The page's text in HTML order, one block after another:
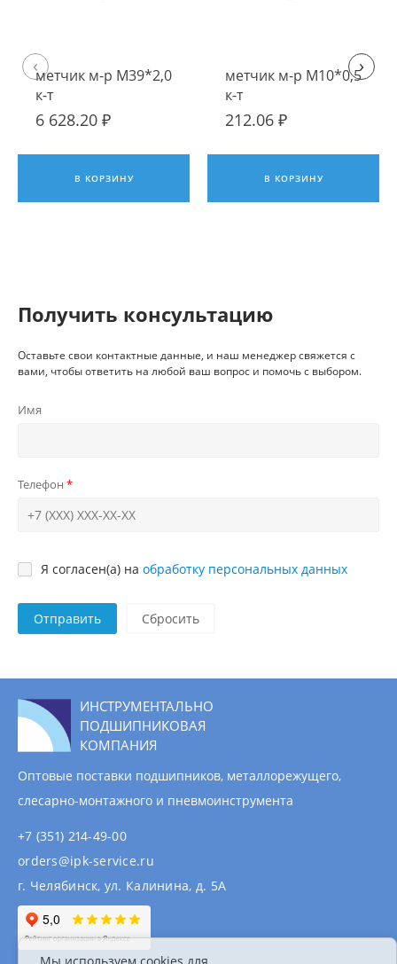
метчик м-р М39*2,0
к-т
6 628.20 ₽
В КОРЗИНУ
метчик м-р М10*0,5
к-т
212.06 ₽
В КОРЗИНУ
‹ ›
Получить консультацию
Оставьте свои контактные данные, и наш менеджер свяжется с
вами, чтобы ответить на любой ваш вопрос и помочь с выбором.
Имя
Телефон
Я согласен(а) на обработку персональных данных
Отправить
ИНСТРУМЕНТАЛЬНО
ПОДШИПНИКОВАЯ
КОМПАНИЯ
Оптовые поставки подшипников, металлорежущего,
слесарно-монтажного и пневмоинструмента
+7 (351) 214-49-00
orders@ipk-service.ru
г. Челябинск, ул. Калинина, д. 5А